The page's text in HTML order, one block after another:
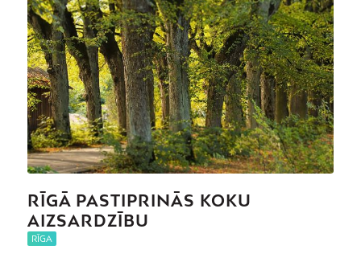
RĪGĀ PASTIPRINĀS KOKU
AIZSARDZĪBU
RĪGA